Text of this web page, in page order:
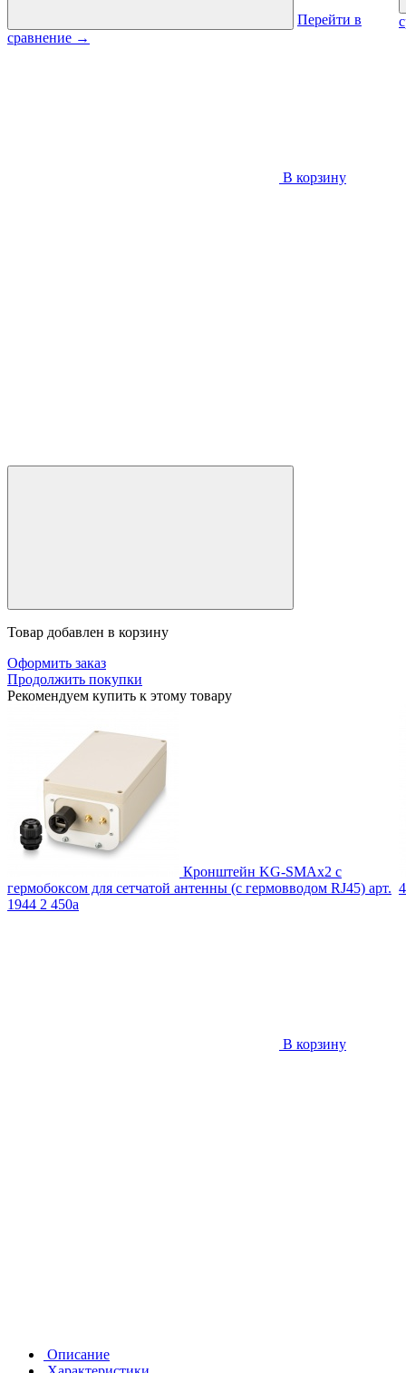
Перейти в
сравнение →
В корзину
Товар добавлен в корзину
Оформить заказ
Продолжить покупки
Рекомендуем купить к этому товару
Кронштейн KG-SMAx2 с
гермобоксом для сетчатой антенны (с гермовводом RJ45) арт.
1944 2 450a
В корзину
Описание